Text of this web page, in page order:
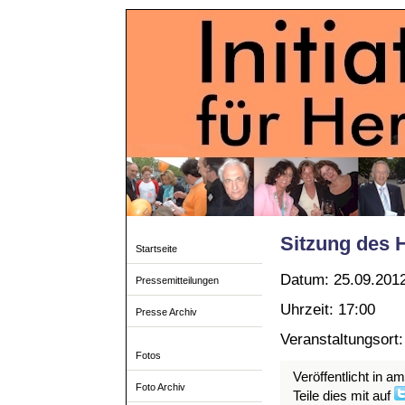
Startseite
Pressemitteilungen
Presse Archiv
Fotos
Foto Archiv
Sitzung des
Datum:
Uhrzeit: 17:00
Veröffentlicht in
Teile dies mit auf